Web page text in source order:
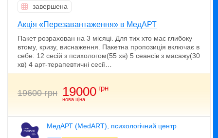
завершена
Акція «Перезавантаження» в МедАРТ
Пакет розрахован на 3 місяці. Для тих хто має глибоку
втому, кризу, виснаження. Пакетна пропозиція включає в
себе: 12 сесій з психологом(55 хв) 5 сеансів з масажу(30
хв) 4 арт-терапевтичні сесії…
19600 грн
нова ціна
19000 грн
МедАРТ (MedART), психологічний центр